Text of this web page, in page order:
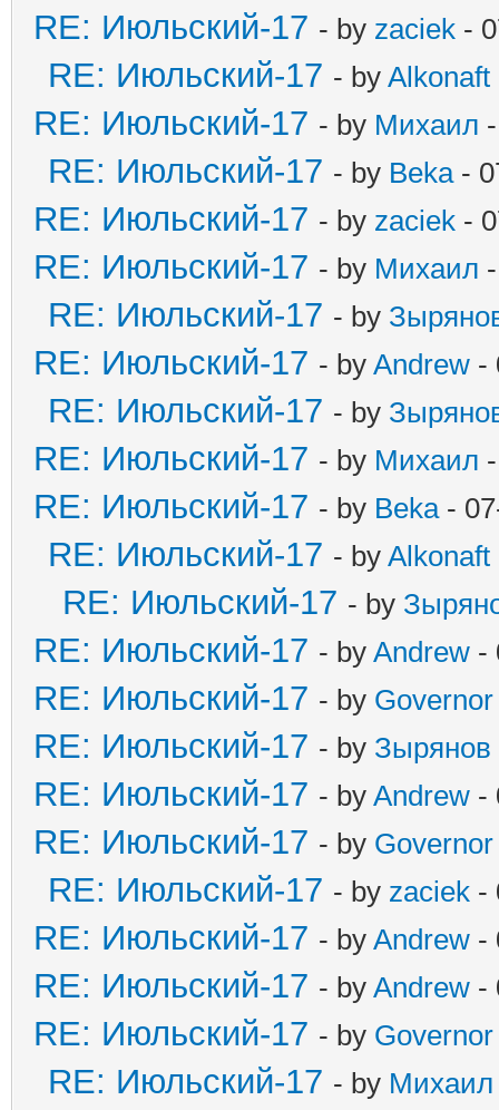
RE: Июльский-17 - by zaciek -
RE: Июльский-17 - by Alkonaft
RE: Июльский-17 - by Михаил
RE: Июльский-17 - by Beka-
RE: Июльский-17 - by zaciek -
RE: Июльский-17 - by Михаил
RE: Июльский-17 - by
RE: Июльский-17 - by Andrew -
RE: Июльский-17 - by
RE: Июльский-17 - by Михаил
RE: Июльский-17 - by Beka-
RE: Июльский-17 - by Alkonaft
RE: Июльский-17 - by
RE: Июльский-17 - by Andrew -
RE: Июльский-17 - by Governor
RE: Июльский-17 - by Зырянов
RE: Июльский-17 - by Andrew -
RE: Июльский-17 - by Governor
RE: Июльский-17 - by zaciek -
RE: Июльский-17 - by Andrew -
RE: Июльский-17 - by Andrew -
RE: Июльский-17 - by Governor
RE: Июльский-17 - by Михаил